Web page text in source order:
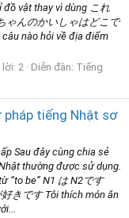
đồ vật thay vì dùng これ
ゃんのかいしゃはどこで
nào hỏi về địa điểm
lời: 2 Diễn đàn: Tiếng
tiếng Nhật sơ
Sau đây cùng chia sẻ
thường được sử dụng.
“to be” N1 は N2です
きです Tôi thích món ăn